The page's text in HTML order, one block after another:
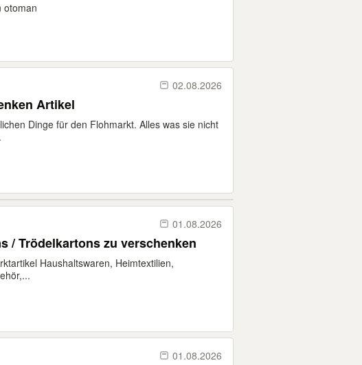
otoman
02.08.2026
Artikel
Dinge für den Flohmarkt. Alles was sie nicht
01.08.2026
/ Trödelkartons zu verschenken
Haushaltswaren, Heimtextilien,
01.08.2026